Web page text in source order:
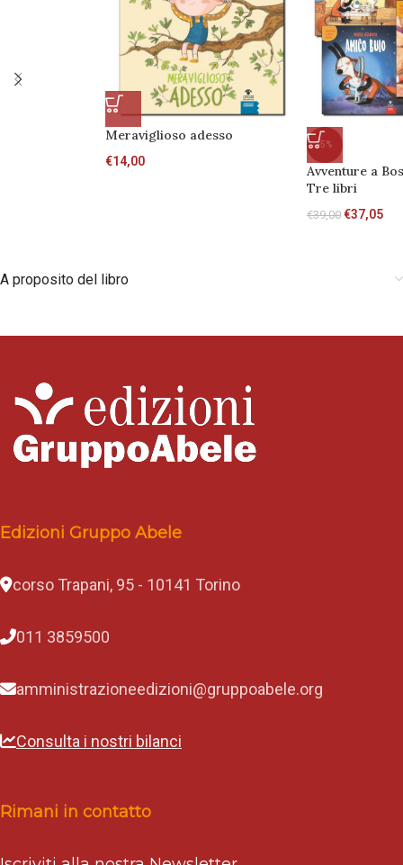
Meraviglioso adesso
€14,00
-5%
Avventure a
Tre libri
€39,00 €37,05
A proposito del libro
Edizioni Gruppo Abele
corso Trapani, 95 - 10141 Torino
011 3859500
amministrazioneedizioni@gruppoabele.org
Consulta i nostri bilanci
Rimani in contatto